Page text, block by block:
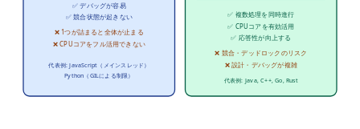
✅ デバッグが容易
✅ 競合状態が起きない
❌ 1つが詰まると全体が止まる
❌ CPUコアをフル活用できない
代表例: JavaScript（メインスレッド）
Python（GILによる制限）
✅ 複数処理を同時進行
✅ CPUコアを有効活用
✅ 応答性が向上する
❌ 競合・デッドロックのリスク
❌ 設計・デバッグが複雑
代表例: Java, C++, Go, Rust